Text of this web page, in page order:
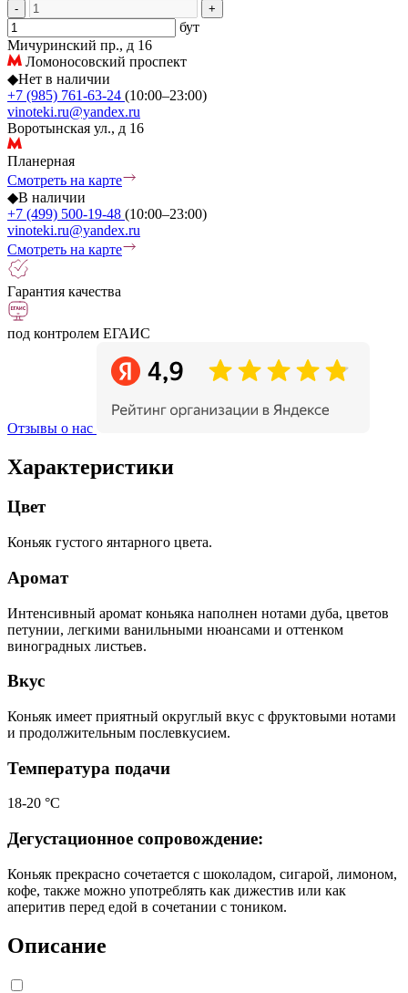
- +
бут
Мичуринский пр., д 16
Ломоносовский проспект
◆Нет в наличии
+7 (985) 761-63-24 (10:00–23:00)
vinoteki.ru@yandex.ru
Воротынская ул., д 16
Планерная
Смотреть на карте
◆В наличии
+7 (499) 500-19-48 (10:00–23:00)
vinoteki.ru@yandex.ru
Смотреть на карте
Гарантия качества
под контролем ЕГАИС
Отзывы о нас
Характеристики
Цвет
Коньяк густого янтарного цвета.
Аромат
Интенсивный аромат коньяка наполнен нотами дуба, цветов
петунии, легкими ванильными нюансами и оттенком
виноградных листьев.
Вкус
Коньяк имеет приятный округлый вкус с фруктовыми нотами
и продолжительным послевкусием.
Температура подачи
18-20 °С
Дегустационное сопровождение:
Коньяк прекрасно сочетается с шоколадом, сигарой, лимоном,
кофе, также можно употреблять как дижестив или как
аперитив перед едой в сочетании с тоником.
Описание